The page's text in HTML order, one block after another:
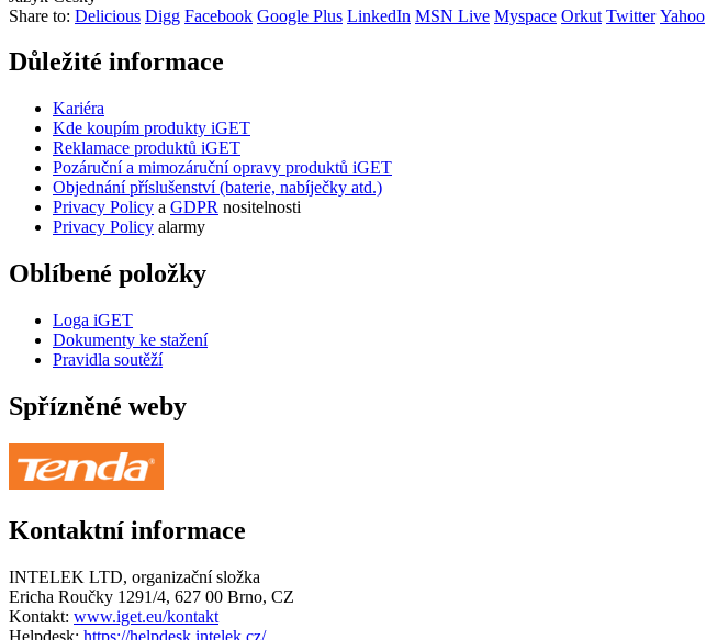
Share to: Delicious Digg Facebook Google Plus LinkedIn MSN Live Myspace Orkut Twitter Yahoo
Důležité informace
Kariéra
Kde koupím produkty iGET
Reklamace produktů iGET
Pozáruční a mimozáruční opravy produktů iGET
Objednání příslušenství (baterie, nabíječky atd.)
Privacy Policy a GDPR nositelnosti
Privacy Policy alarmy
Oblíbené položky
Loga iGET
Dokumenty ke stažení
Pravidla soutěží
Spřízněné weby
Kontaktní informace
INTELEK LTD, organizační složka
Ericha Roučky 1291/4, 627 00 Brno, CZ
Kontakt: www.iget.eu/kontakt
Helpdesk: https://helpdesk.intelek.cz/